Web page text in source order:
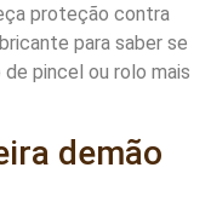
proteção contra
para saber se
pincel ou rolo mais
demão